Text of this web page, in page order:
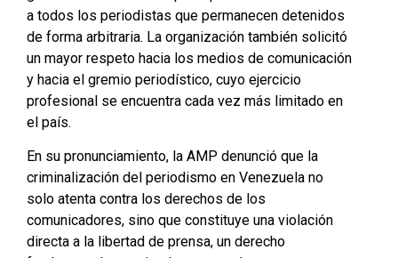
a todos los periodistas que permanecen detenidos
de forma arbitraria. La organización también solicitó
un mayor respeto hacia los medios de comunicación
y hacia el gremio periodístico, cuyo ejercicio
profesional se encuentra cada vez más limitado en
el país.
En su pronunciamiento, la AMP denunció que la
criminalización del periodismo en Venezuela no
solo atenta contra los derechos de los
comunicadores, sino que constituye una violación
directa a la libertad de prensa, un derecho